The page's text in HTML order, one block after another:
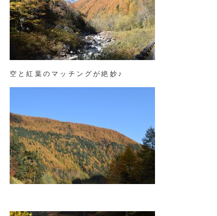
空と紅葉のマッチングが絶妙♪